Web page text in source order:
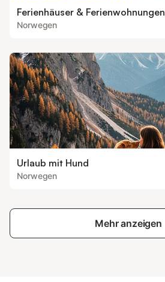
Ferienhäuser & Ferienwohnungen
Norwegen
Urlaub mit Hund
Norwegen
Mehr anzeigen